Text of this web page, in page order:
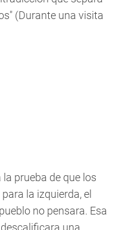
(Durante una visita
prueba de que los
la izquierda, el
no pensara. Esa
una